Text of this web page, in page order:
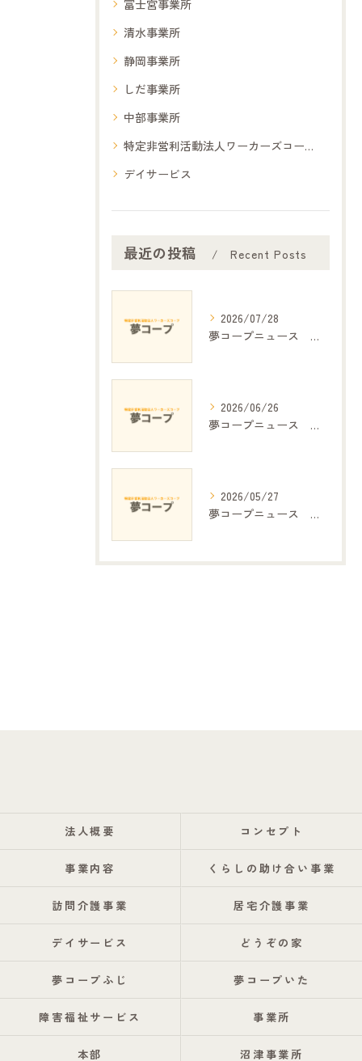
富士宮事業所
清水事業所
静岡事業所
しだ事業所
中部事業所
特定非営利活動法人ワーカーズコープ夢コープ
デイサービス
最近の投稿 Recent Posts
2026/07/28
夢コープニュース №.390
2026/06/26
夢コープニュース №.389
2026/05/27
夢コープニュース №.388
法人概要 コンセプト
事業内容 くらしの助け合い事業
訪問介護事業 居宅介護事業
デイサービス どうぞの家
夢コープふじ 夢コープいた
障害福祉サービス 事業所
本部 沼津事業所